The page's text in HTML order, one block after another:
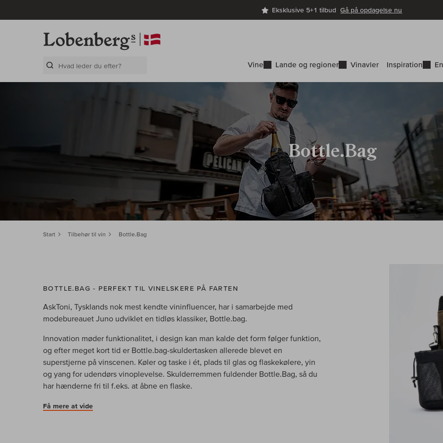
Eksklusive 5+1 tilbudGå på opdagelse nu
Vine Lande og regioner Vinavler Inspiration
Bottle.Bag
Start Tilbehør til vin Bottle.Bag
BOTTLE.BAG - PERFEKT TIL VINELSKERE PÅ FARTEN
AskToni, Tysklands nok mest kendte vininfluencer, har i samarbejde med
modebureauet Juno udviklet en tidløs klassiker, Bottle.bag.
Innovation møder funktionalitet, i design kan man kalde det form følger funktion,
og efter meget kort tid er Bottle.bag-skuldertasken allerede blevet en
superstjerne på vinscenen. Køler og taske i ét, plads til glas og flaskekølere, yin
og yang for udendørs vinoplevelse. Skulderremmen fuldender Bottle.Bag, så du
har hænderne fri til f.eks. at åbne en flaske.
Få mere at vide